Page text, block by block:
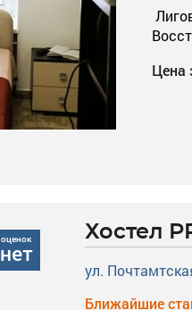
Цена
оценок
нет
Хостел
ул.
Ближайшие